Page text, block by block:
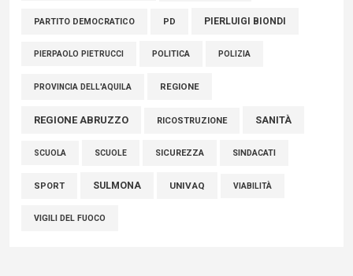
PARTITO DEMOCRATICO PD PIERLUIGI BIONDI
PIERPAOLO PIETRUCCI POLITICA POLIZIA
PROVINCIA DELL'AQUILA REGIONE
REGIONE ABRUZZO RICOSTRUZIONE SANITÀ
SCUOLA SCUOLE SICUREZZA SINDACATI
SPORT SULMONA UNIVAQ VIABILITÀ
VIGILI DEL FUOCO